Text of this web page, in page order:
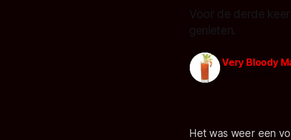
Voor de derde
genieten.
Very Bloody
Het was weer een